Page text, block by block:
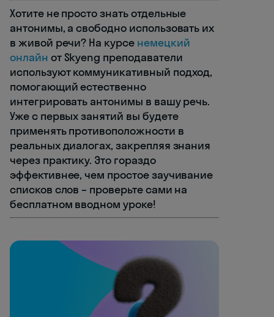
Хотите не просто знать отдельные
антонимы, а свободно использовать их
в живой речи? На курсе немецкий
онлайн от Skyeng преподаватели
используют коммуникативный подход,
помогающий естественно
интегрировать антонимы в вашу речь.
Уже с первых занятий вы будете
применять противоположности в
реальных диалогах, закрепляя знания
через практику. Это гораздо
эффективнее, чем простое заучивание
списков слов – проверьте сами на
бесплатном вводном уроке!